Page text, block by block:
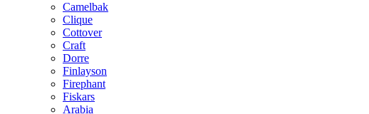
Camelbak
Clique
Cottover
Craft
Dorre
Finlayson
Firephant
Fiskars
Arabia